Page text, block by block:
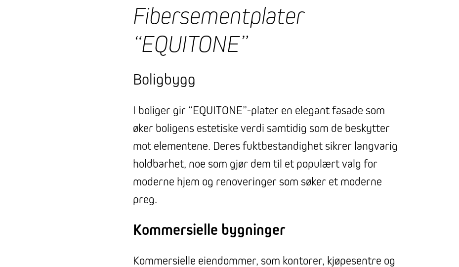
Fibersementplater
“EQUITONE”
Boligbygg
I boliger gir “EQUITONE”-plater en elegant fasade som
øker boligens estetiske verdi samtidig som de beskytter
mot elementene. Deres fuktbestandighet sikrer langvarig
holdbarhet, noe som gjør dem til et populært valg for
moderne hjem og renoveringer som søker et moderne
preg.
Kommersielle bygninger
Kommersielle eiendommer, som kontorer, kjøpesentre og